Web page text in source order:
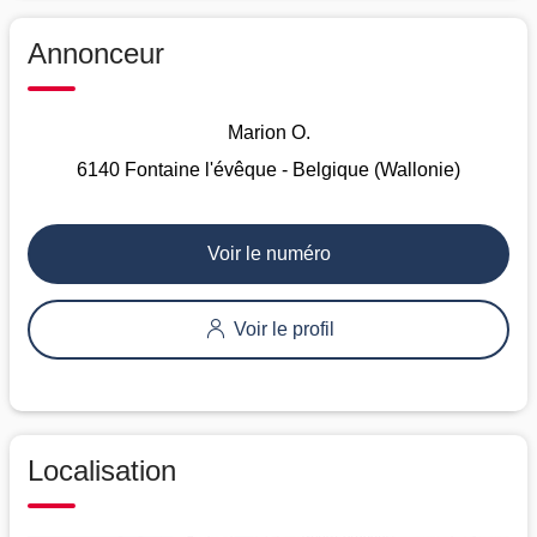
Annonceur
Marion O.
6140 Fontaine l'évêque - Belgique (Wallonie)
Voir le numéro
Voir le profil
Localisation